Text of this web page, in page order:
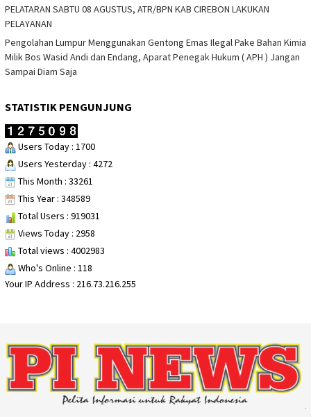
PELATARAN SABTU 08 AGUSTUS, ATR/BPN KAB CIREBON LAKUKAN
PELAYANAN
Pengolahan Lumpur Menggunakan Gentong Emas Ilegal Pake Bahan Kimia
Milik Bos Wasid Andi dan Endang, Aparat Penegak Hukum ( APH ) Jangan
Sampai Diam Saja
STATISTIK PENGUNJUNG
Users Today : 1700
Users Yesterday : 4272
This Month : 33261
This Year : 348589
Total Users : 919031
Views Today : 2958
Total views : 4002983
Who's Online : 118
Your IP Address : 216.73.216.255